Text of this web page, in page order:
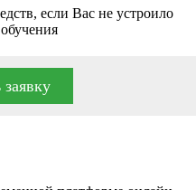
если Вас не устроило